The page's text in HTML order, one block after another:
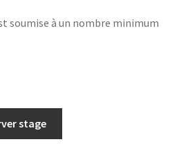
soumise à un nombre minimum
stage